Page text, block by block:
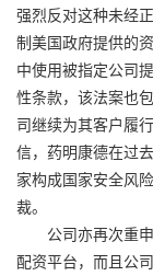
强烈反对这种未经
制美国政府提供的
中使用被指定公司
性条款，该法案也
司继续为其客户履
信，药明康德在过
家构成国家安全风
裁。
公司亦再次重申
配资平台，而且公